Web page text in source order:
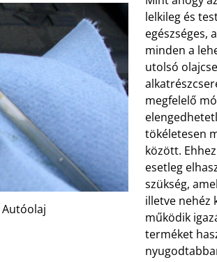
Autóolaj
lelkileg és
egészséges,
minden a
utolsó
megfelelő
tökéletesen
között.
esetleg
szükség,
illetve nehéz
működik
terméket